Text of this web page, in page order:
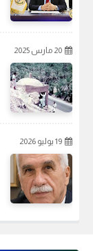
20 مارس 2025
19 يوليو 2026